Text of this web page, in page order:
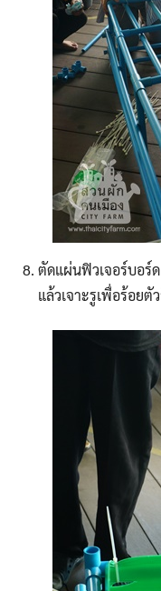
ตัดแผ่นฟิวเจอร์บอร์
แล้วเจาะรูเพื่อร้อย